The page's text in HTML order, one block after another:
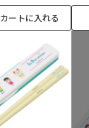
カートに入れる